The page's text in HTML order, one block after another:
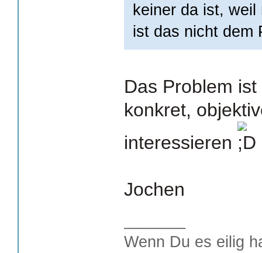
keiner da ist,
ist das nicht dem
Das Problem
konkret,
interessieren
Jochen
Wenn Du es eilig